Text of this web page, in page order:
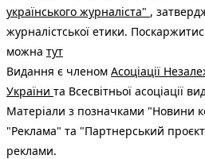
українського журналіста" ,
журналістської етики.
можна тут
Видання є членом Асоціації
України та Всесвітньої асоціації
Матеріали з позначками "Новини
"Реклама" та "Партнерський
реклами.